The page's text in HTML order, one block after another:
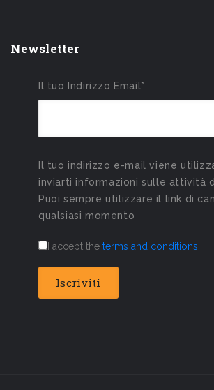
Newsletter
Il tuo Indirizzo Email*
Il tuo indirizzo e-mail viene
inviarti informazioni sulle attività
Puoi sempre utilizzare il link di
qualsiasi momento
I accept the terms and conditions